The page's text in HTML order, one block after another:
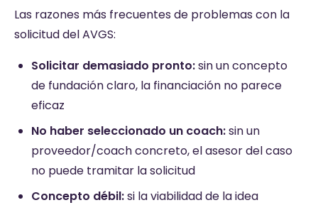
Las razones más frecuentes de problemas con la
solicitud del AVGS:
Solicitar demasiado pronto:sin un concepto
de fundación claro, la financiación no parece
eficaz
No haber seleccionado un coach:sin un
proveedor/coach concreto, el asesor del caso
no puede tramitar la solicitud
Concepto débil:si la viabilidad de la idea